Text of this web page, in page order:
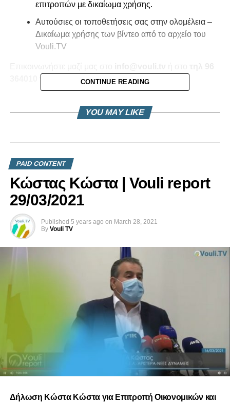
επιτροπών με δικαίωμα χρήσης.
Αυτούσιες οι τοποθετήσεις σας στην ολομέλεια –
Δικαίωμα χρήσης των βίντεο από το αρχείο του
Vouli.TV
για περισσότερες πληροφορίες.
ΡΈΝΑ ΓΙΑΒΆΣΗ
ΡΈΝΑ ΓΙΑΒΆΣΗ ΓΙΑ ΕΠΙΤΡΟΠΉ ΑΝΘΡΩΠΊΝΩΝ ΔΙΚΑΙΩΜΆΤΩΝ
Στέφανος Στεφάνου | 01-02-2021
DON'T MISS
Επιτροπή Οικονομικών και Προυπολογισμού |
01-02-2021
CONTINUE READING
YOU MAY LIKE
PAID CONTENT
Κώστας Κώστα | Vouli report
29/03/2021
Published 5 years ago on March 28, 2021
By Vouli TV
Δήλωση Κώστα Κώστα για Επιτροπή Οικονομικών και